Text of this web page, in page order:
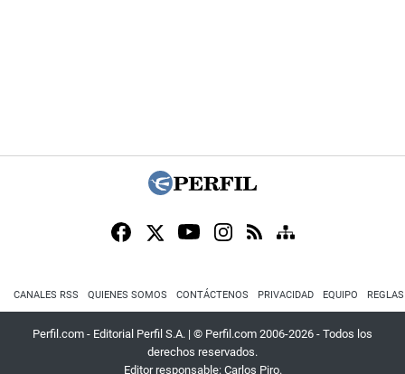
CANALES RSS QUIENES SOMOS CONTÁCTENOS PRIVACIDAD EQUIPO
Perfil.com - Editorial Perfil S.A. | © Perfil.com 2006-2026 - Todos los
derechos reservados.
Editor responsable: Carlos Piro.